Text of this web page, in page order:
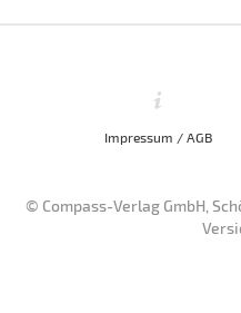
Impressum / AGB
© Compass-Verlag GmbH,